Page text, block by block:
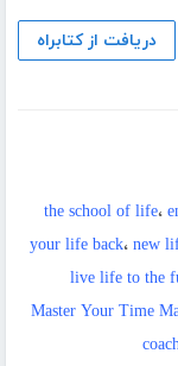
دریافت از کتابراه
the school of life،
your life back، new
live life to the
Master Your Time